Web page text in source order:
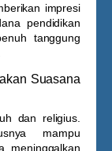
impresi
pendidikan
tanggung
Suasana
dan religius.
mampu
meninggalkan